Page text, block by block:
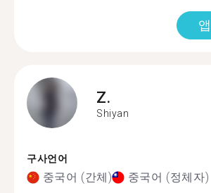
Z.
Shiyan
구사언어
중국어 (간체) 중국어 (정체자)